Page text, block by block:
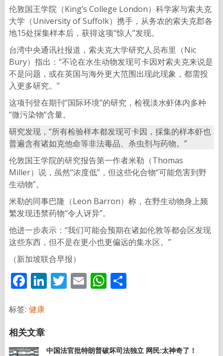
伦敦国王学院（King’s College London）科学家与索夫克
大学（University of Suffolk）携手，从务农的索夫克郡各
地15处採集样本后，获得这项“惊人”发现。
台湾中央通讯社报道，索夫克大学研究人员布里（Nic
Bury）指出：“不论在水生动物发现可卡因对索夫克来说是
不是问题，或在英国与海外更大范围出现此现象，都需投
入更多研究。”
这项刊登在期刊“国际环境”的研究，检视淡水虾体内多种
“微污染物”含量。
研究发现，“所有检验样本都发现可卡因，採集的样本虾也
普遍含有诸如克他命等非法毒品、杀虫剂与药物。”
伦敦国王学院的研究报告第一作者米勒（Thomas
Miller）说，虽然“浓度低”，但这些化合物“可能危害到野
生动物”。
米勒的同事巴隆（Leon Barron）称，在野生动物身上频
繁发现违禁药物“令人讶异”。
他进一步表示：“我们可能会预期在诸如伦敦等都会区发现
这些东西，但不是在更小也更偏远的集水区。”
（新加坡联合早报）
Facebook
LinkedIn
Twitter
EmailWhatsApp
分
标签: 健康
中国法官批特朗普破坏司法独立 网民:太神奇了！